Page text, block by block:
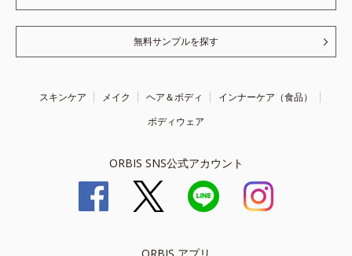
無料サンプルを探す
スキンケア メイク ヘア＆ボディ
インナーケア（食品）
ボディウェア
ORBIS SNS公式アカウント